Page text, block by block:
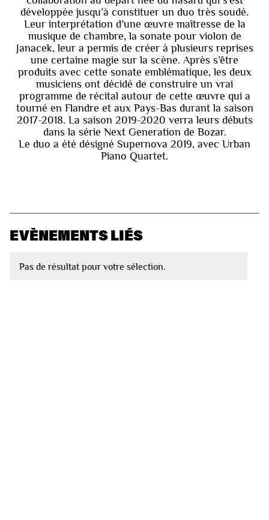
développée jusqu’à constituer un duo très soudé.
Leur interprétation d’une œuvre maîtresse de la
musique de chambre, la sonate pour violon de
Janacek, leur a permis de créer à plusieurs reprises
une certaine magie sur la scène. Après s’être
produits avec cette sonate emblématique, les deux
musiciens ont décidé de construire un vrai
programme de récital autour de cette œuvre qui a
tourné en Flandre et aux Pays-Bas durant la saison
2017-2018. La saison 2019-2020 verra leurs débuts
dans la série Next Generation de Bozar.
Le duo a été désigné Supernova 2019, avec Urban
Piano Quartet.
EVÈNEMENTS LIÉS
Pas de résultat pour votre sélection.